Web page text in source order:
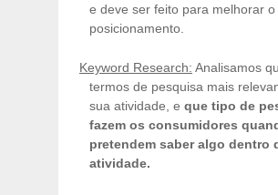
e deve ser feito para melhorar o
posicionamento.
Keyword Research: Analisamos
termos de pesquisa mais
sua atividade, e que tipo de
fazem os consumidores
pretendem saber algo dentro
atividade.